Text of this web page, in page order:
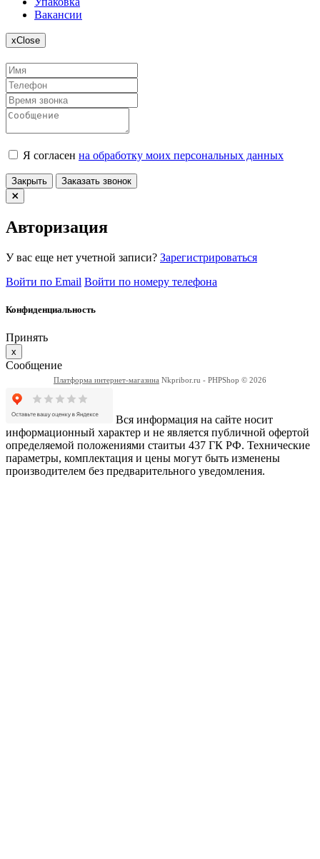
Вакансии
xClose
Я согласен на обработку моих персональных данных
Закрыть Заказать звонок
Авторизация
У вас еще нет учетной записи? Зарегистрироваться
Войти по Email Войти по номеру телефона
Конфиденциальность
Принять
x
Сообщение
Платформа интернет-магазина Nkpribor.ru - PHPShop © 2026
Вся информация на сайте носит
информационный характер и не является публичной офертой
определяемой положениями стаитьи 437 ГК РФ. Технические
параметры, комплектация и цены могут быть изменены
производителем без предварительного уведомления.